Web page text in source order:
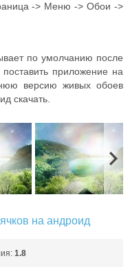
-> Меню -> Обои ->
по умолчанию после
приложение на
версию живых обоев
скачать.
на андроид
1.8